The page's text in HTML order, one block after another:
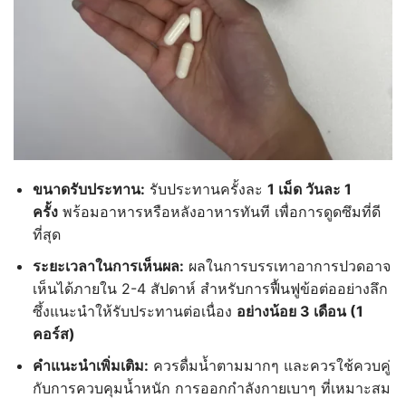
ขนาดรับประทาน: รับประทานครั้งละ 1 เม็ด วันละ 1
ครั้งพร้อมอาหารหรือหลังอาหารทันที เพื่อการดูดซึมที่ดี
ที่สุด
ระยะเวลาในการเห็นผล: ผลในการบรรเทาอาการปวดอาจ
เห็นได้ภายใน 2-4 สัปดาห์ สำหรับการฟื้นฟูข้อต่ออย่างลึก
ซึ้งแนะนำให้รับประทานต่อเนื่อง อย่างน้อย 3 เดือน (1
คอร์ส)
คำแนะนำเพิ่มเติม: ควรดื่มน้ำตามมากๆ และควรใช้ควบคู่
กับการควบคุมน้ำหนัก การออกกำลังกายเบาๆ ที่เหมาะสม